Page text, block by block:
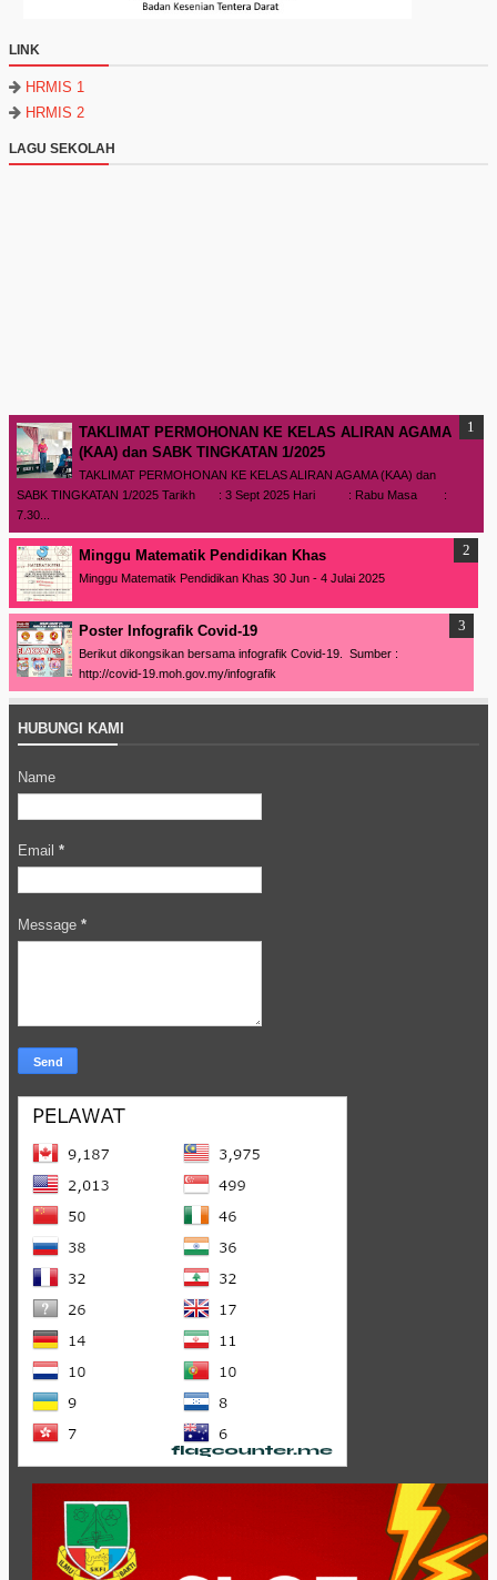
LINK
HRMIS 1
HRMIS 2
LAGU SEKOLAH
TAKLIMAT PERMOHONAN KE KELAS ALIRAN AGAMA
(KAA) dan SABK TINGKATAN 1/2025
TAKLIMAT PERMOHONAN KE KELAS ALIRAN AGAMA (KAA) dan
SABK TINGKATAN 1/2025 Tarikh : 3 Sept 2025 Hari : Rabu Masa :
7.30...
Minggu Matematik Pendidikan Khas
Minggu Matematik Pendidikan Khas 30 Jun - 4 Julai 2025
Poster Infografik Covid-19
Berikut dikongsikan bersama infografik Covid-19. Sumber :
http://covid-19.moh.gov.my/infografik
HUBUNGI KAMI
Name
Email *
Message *